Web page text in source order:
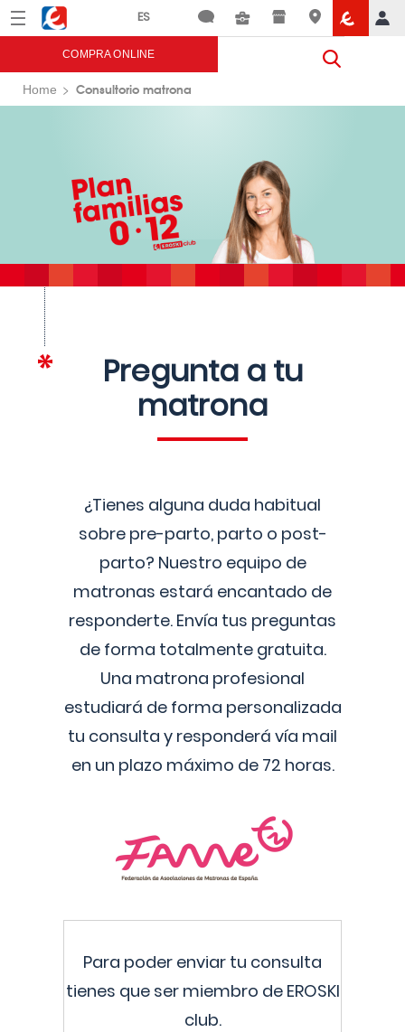
Menú Eroski
COMPRA ONLINE
Home Consultorio matrona
Pregunta a tu
matrona
¿Tienes alguna duda habitual
sobre pre-parto, parto o post-
parto? Nuestro equipo de
matronas estará encantado de
responderte. Envía tus preguntas
de forma totalmente gratuita.
Una matrona profesional
estudiará de forma personalizada
tu consulta y responderá vía mail
en un plazo máximo de 72 horas.
Para poder enviar tu consulta
tienes que ser miembro de EROSKI
club.